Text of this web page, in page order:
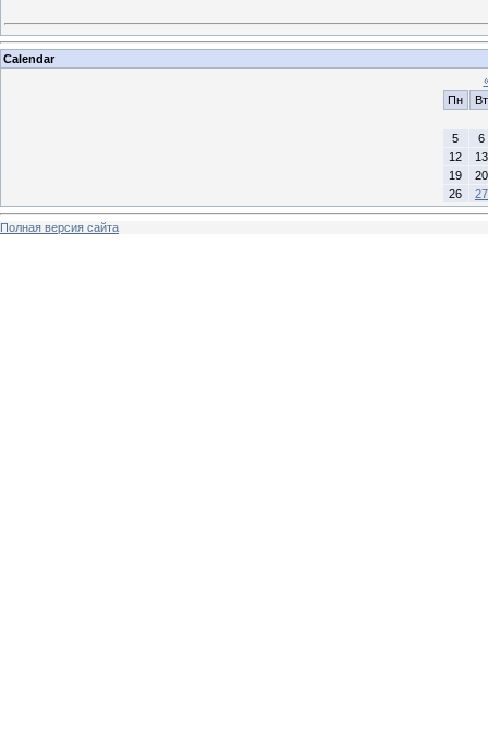
Calendar
Пн
Вт
5
6
12
13
19
20
26
27
Полная версия сайта